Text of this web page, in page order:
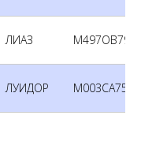
ЛИАЗ М497ОВ790
ЛУИДОР М003СА750